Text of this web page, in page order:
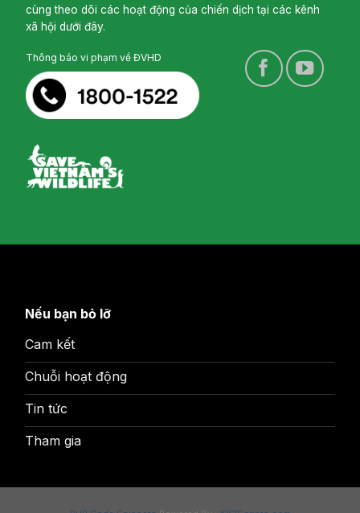
cùng theo dõi các hoạt động của chiến dịch tại các kênh
xã hội dưới đây.
Thông báo vi phạm về ĐVHD
Nếu bạn bỏ lỡ
Cam kết
Chuỗi hoạt động
Tin tức
Tham gia